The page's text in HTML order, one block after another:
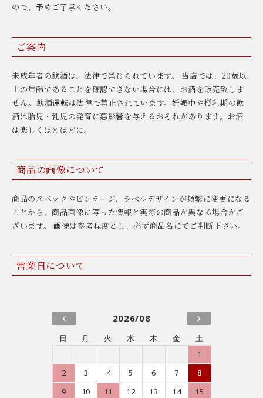
ので、予めご了承ください。
ご案内
未成年者の飲酒は、法律で禁じられています。 当店では、20歳以
上の年齢であることを確認できない場合には、お酒を販売致しま
せん。飲酒運転は法律で禁止されています。妊娠中や授乳期の飲
酒は胎児・乳児の発育に悪影響を与えるおそれがあります。お酒
は楽しくほどほどに。
商品の画像について
商品のスペックやビンテージ、ラベルデザインが頻繁に変更になる
ことから、商品画像に写った情報と実際の商品が異なる場合がご
ざいます。 画像は参考程度とし、必ず商品名にてご判断下さい。
営業日について
2026/08
日 月 火 水 木 金
土
1
2
3 4 5 6 7
8
9
10 11 12 13 14
15